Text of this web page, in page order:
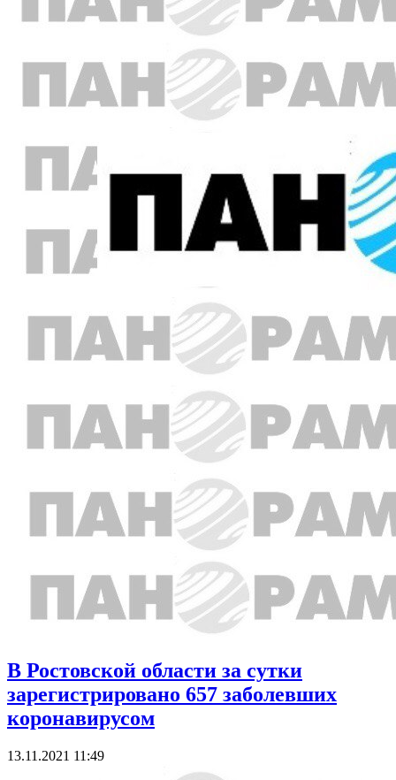
В Ростовской области за сутки
зарегистрировано 657 заболевших
коронавирусом
13.11.2021 11:49